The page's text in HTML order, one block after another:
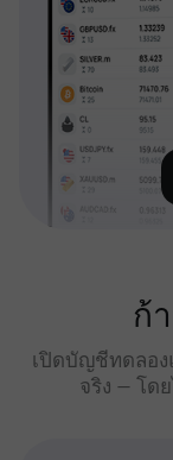
ก้
เปิดบัญชีทดลอ
จริง — โด